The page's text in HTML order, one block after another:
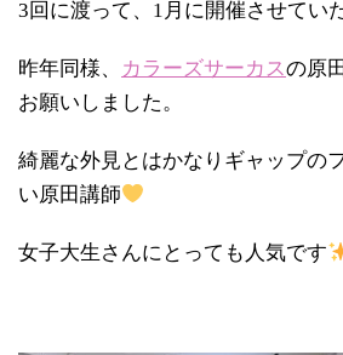
3回に渡って、1月に開催させてい
昨年同様、 カラーズサーカスの原
お願いしました。
綺麗な外見とはかなりギャップの
い原田講師
女子大生さんにとっても人気です